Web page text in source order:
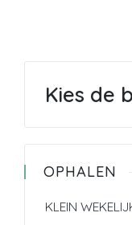
Kies de
OPHALEN
KLEIN